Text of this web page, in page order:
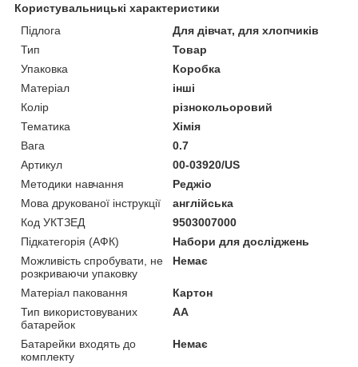
Користувальницькі характеристики
Підлога
Для дівчат, для хлопчиків
Тип
Товар
Упаковка
Коробка
Матеріал
інші
Колір
різнокольоровий
Тематика
Хімія
Вага
0.7
Артикул
00-03920/US
Методики навчання
Реджіо
Мова друкованої інструкції
англійська
Код УКТЗЕД
9503007000
Підкатегорія (АФК)
Набори для досліджень
Можливість спробувати, не
розкриваючи упаковку
Немає
Матеріал паковання
Картон
Тип використовуваних
батарейок
AA
Батарейки входять до
комплекту
Немає